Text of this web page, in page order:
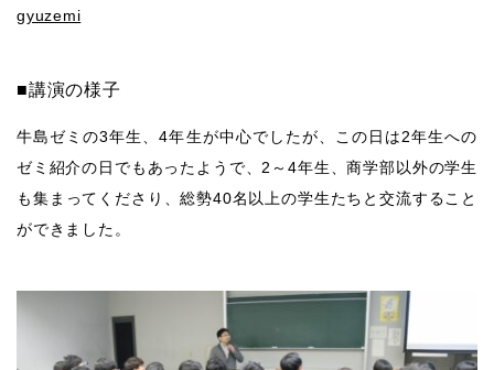
gyuzemi
■講演の様子
牛島ゼミの3年生、4年生が中心でしたが、この日は2年生への
ゼミ紹介の日でもあったようで、 2 ～4年生、商学部以外の学生
も集まってくださり、総勢40名以上の学生たちと交流すること
ができました。